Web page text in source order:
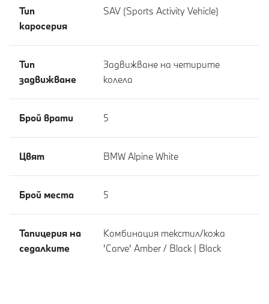
Тип
каросерия
SAV (Sports Activity Vehicle)
Тип
задвижване
Задвижване на четирите
колела
Брой врати 5
Цвят BMW Alpine White
Брой места 5
Тапицерия на
седалките
Комбинация текстил/кожа
'Carve' Amber / Black | Black